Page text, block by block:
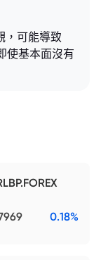
，可能導致
使基本面沒有
0.18%